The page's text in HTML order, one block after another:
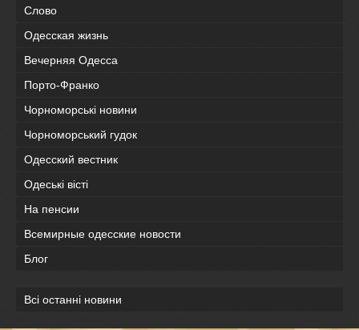
Слово
Одесская жизнь
Вечерняя Одесса
Порто-Франко
Чорноморські новини
Чорноморський гудок
Одесский вестник
Одеськi вiстi
На пенсии
Всемирные одесские новости
Блог
Всі останні новини